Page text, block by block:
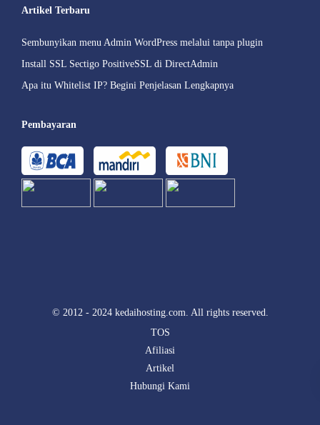
Artikel Terbaru
Sembunyikan menu Admin WordPress melalui tanpa plugin
Install SSL Sectigo PositiveSSL di DirectAdmin
Apa itu Whitelist IP? Begini Penjelasan Lengkapnya
Pembayaran
© 2012 - 2024 kedaihosting.com. All rights reserved.
TOS
Afiliasi
Artikel
Hubungi Kami